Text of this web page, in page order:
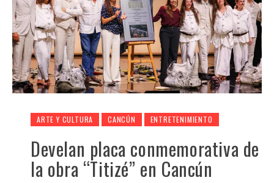
ARTE Y CULTURA CANCÚN ENTRETENIMIENTO
Develan placa conmemorativa de
la obra “Titizé” en Cancún